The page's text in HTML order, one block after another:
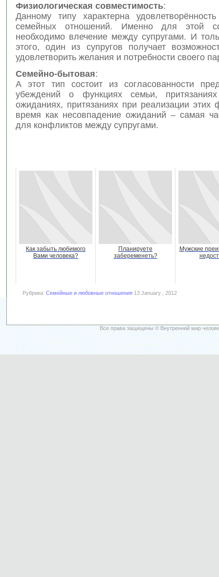
Физиологическая совместимость:
Данному типу характерна
семейных отношений. Именно для этой
необходимо влечение между супругами. И
этого, один из супругов получает
удовлетворить желания и потребности своего
Семейно-бытовая:
А этот тип состоит из согласованности
убеждений о функциях семьи,
ожиданиях, притязаниях при реализации этих
время как несовпадение ожиданий – самая
для конфликтов между супругами.
Как забыть любимого
Вами человека?
Планируете
забеременеть?
Мужские
Рубрика: Семейные и любовные отношения 13 January , 2012
Все права защищены © Внутренний мир